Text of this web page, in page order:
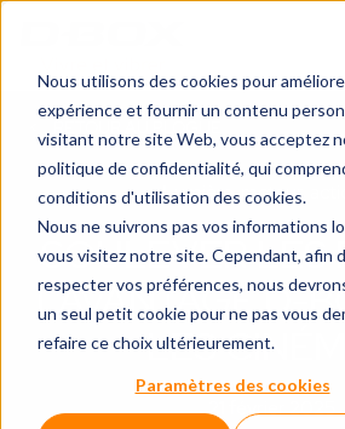
Nous utilisons des cookies pour
expérience et fournir un contenu
visitant notre site Web, vous acceptez
politique de confidentialité, qui
conditions d'utilisation des cookies.
Nous ne suivrons pas vos informations
vous visitez notre site. Cependant, afin
respecter vos préférences, nous
un seul petit cookie pour ne pas vous
refaire ce choix ultérieurement.
Paramètres des cookies
Lumière, moteur,
SOULEVER LES
L’AVANTAGE D-
LES
21 février 2025